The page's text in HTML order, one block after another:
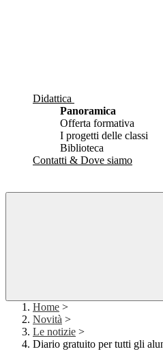
Didattica
Panoramica
Offerta formativa
I progetti delle classi
Biblioteca
Contatti & Dove siamo
Home >
Novità >
Le notizie >
Diario gratuito per tutti gli